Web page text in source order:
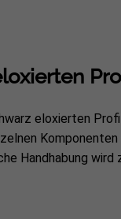
eloxierten
Handhabung wird